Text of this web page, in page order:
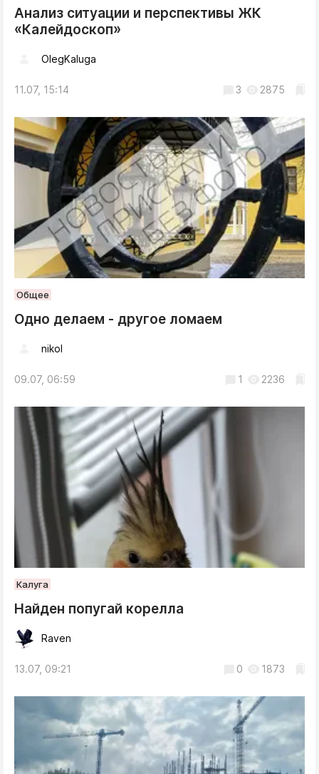
Анализ ситуации и перспективы ЖК
«Калейдоскоп»
OlegKaluga
11.07, 15:14 3 2875
Общее
Одно делаем - другое ломаем
nikol
09.07, 06:59 1 2236
Калуга
Найден попугай корелла
Raven
13.07, 09:21 0 1873